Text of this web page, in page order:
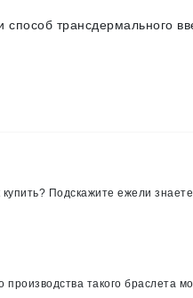
трансдермального
Подскажите ежели
такого браслета